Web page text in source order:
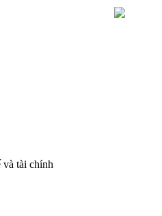
tài chính